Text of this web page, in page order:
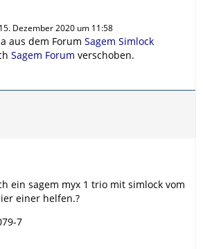
15. Dezember 2020 um 11:58
aus dem Forum Sagem Simlock
Sagem Forum verschoben.
ein sagem myx 1 trio mit simlock vom
einer helfen.?
7